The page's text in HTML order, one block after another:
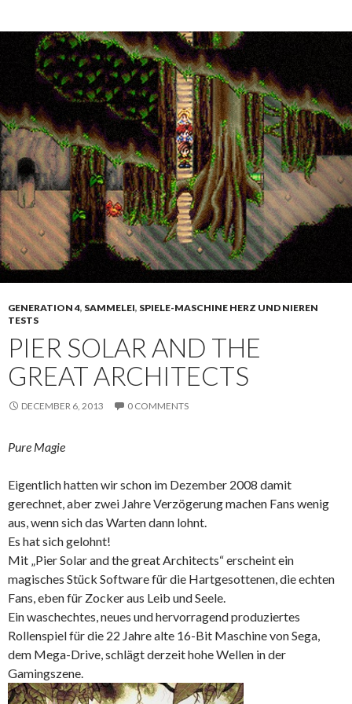
GENERATION 4, SAMMELEI, SPIELE-MASCHINE HERZ UND NIEREN
TESTS
PIER SOLAR AND THE
GREAT ARCHITECTS
DECEMBER 6, 2013 0 COMMENTS
Pure Magie
Eigentlich hatten wir schon im Dezember 2008 damit
gerechnet, aber zwei Jahre Verzögerung machen Fans wenig
aus, wenn sich das Warten dann lohnt.
Es hat sich gelohnt!
Mit „Pier Solar and the great Architects“ erscheint ein
magisches Stück Software für die Hartgesottenen, die echten
Fans, eben für Zocker aus Leib und Seele.
Ein waschechtes, neues und hervorragend produziertes
Rollenspiel für die 22 Jahre alte 16-Bit Maschine von Sega,
dem Mega-Drive, schlägt derzeit hohe Wellen in der
Gamingszene.